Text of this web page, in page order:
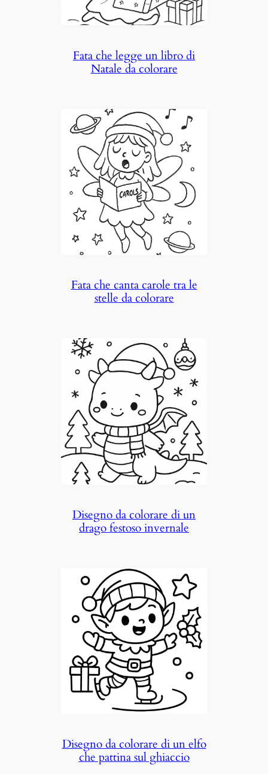
Fata che legge un libro di
Natale da colorare
Fata che canta carole tra le
stelle da colorare
Disegno da colorare di un
drago festoso invernale
Disegno da colorare di un elfo
che pattina sul ghiaccio